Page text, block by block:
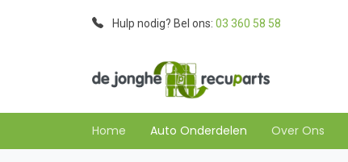
Hulp nodig? Bel ons: 03 360 58 58
Home Auto Onderdelen Over Ons